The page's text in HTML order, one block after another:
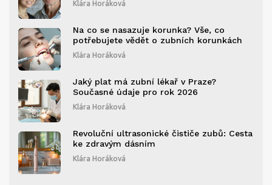
Klára Horáková
Na co se nasazuje korunka? Vše, co
potřebujete vědět o zubních korunkách
Klára Horáková
Jaký plat má zubní lékař v Praze?
Současné údaje pro rok 2026
Klára Horáková
Revoluční ultrasonické čističe zubů: Cesta
ke zdravým dásním
Klára Horáková